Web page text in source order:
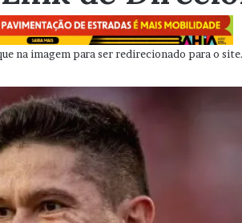
na imagem para ser redirecionado para o site.